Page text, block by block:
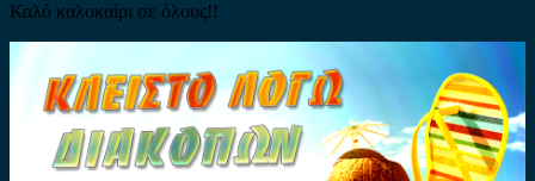
Καλό καλοκαίρι σε όλους!!